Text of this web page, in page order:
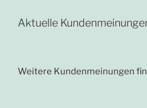
Aktuelle
Weitere Kundenmeinungen